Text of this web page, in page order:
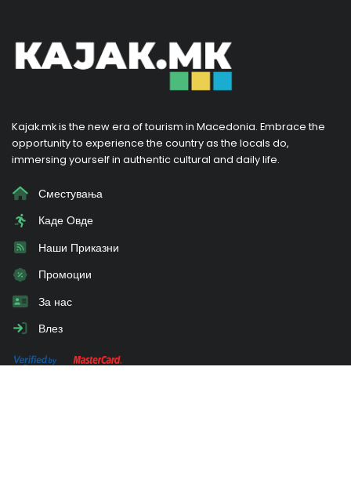
Kajak.mk is the new era of tourism in Macedonia. Embrace the
opportunity to experience the country as the locals do,
immersing yourself in authentic cultural and daily life.
Сместувања
Каде Овде
Наши Приказни
Промоции
За нас
Влез